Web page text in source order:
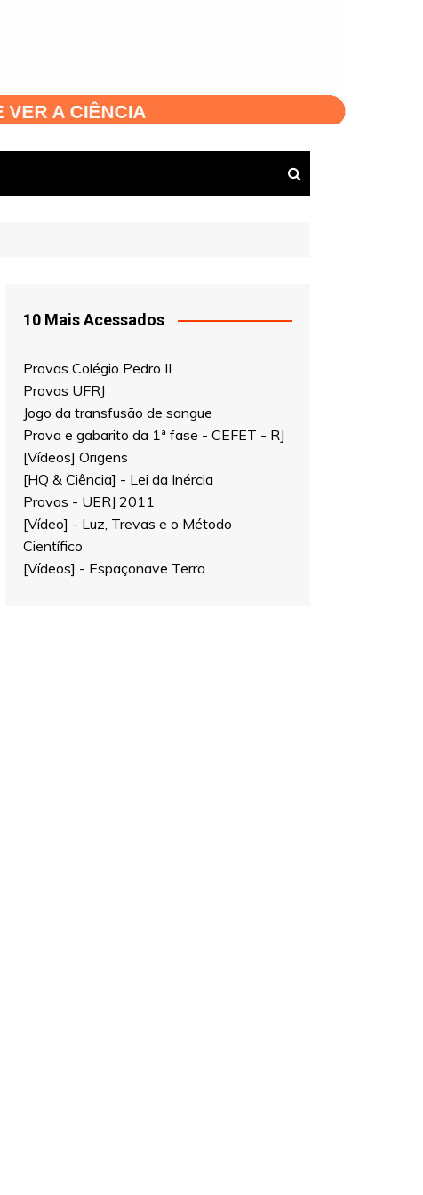
10 Mais Acessados
Provas Colégio Pedro II
Provas UFRJ
Jogo da transfusão de sangue
Prova e gabarito da 1ª fase - CEFET - RJ
[Vídeos] Origens
[HQ & Ciência] - Lei da Inércia
Provas - UERJ 2011
[Vídeo] - Luz, Trevas e o Método
Científico
[Vídeos] - Espaçonave Terra